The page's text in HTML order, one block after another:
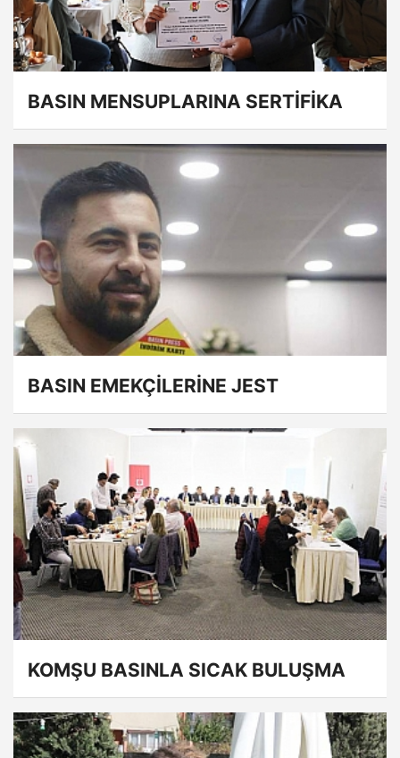
BASIN MENSUPLARINA SERTİFİKA
BASIN EMEKÇİLERİNE JEST
KOMŞU BASINLA SICAK BULUŞMA